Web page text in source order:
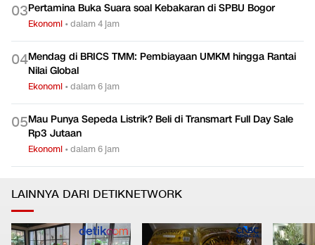
03Pertamina Buka Suara soal Kebakaran di SPBU Bogor
Ekonomi •dalam 4 jam
04Mendag di BRICS TMM: Pembiayaan UMKM hingga Rantai
Nilai Global
Ekonomi •dalam 6 jam
05Mau Punya Sepeda Listrik? Beli di Transmart Full Day Sale
Rp3 Jutaan
Ekonomi •dalam 6 jam
LAINNYA DARI DETIKNETWORK